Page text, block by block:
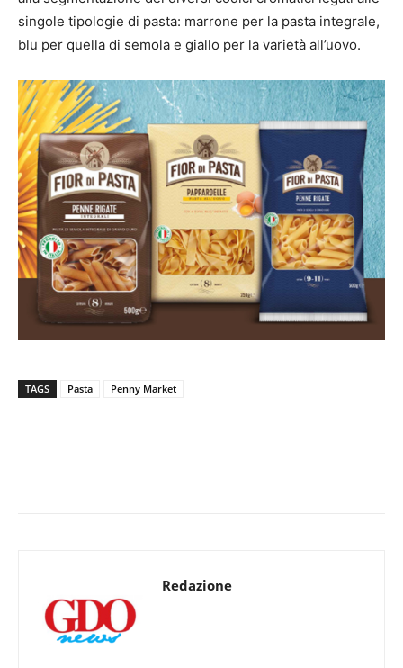
singole tipologie di pasta: marrone per la pasta integrale,
blu per quella di semola e giallo per la varietà all’uovo.
TAGS Pasta Penny Market
Redazione